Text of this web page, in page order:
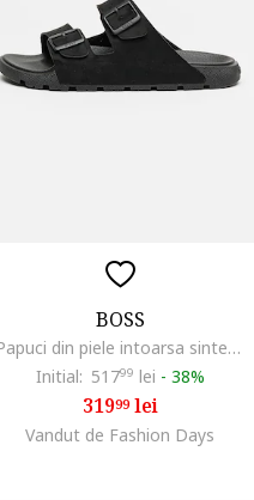
BOSS
Papuci din piele intoarsa sintetica cu catarama Surfley, Negru
Initial: 51799 lei - 38%
31999lei
Vandut de Fashion Days